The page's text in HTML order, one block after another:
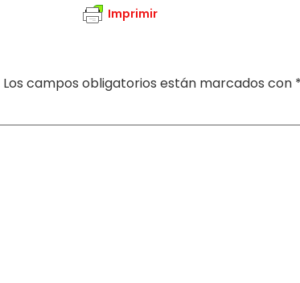
Imprimir
Los campos obligatorios están marcados con